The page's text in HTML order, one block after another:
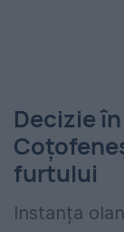
Decizie
furtului
Instanța